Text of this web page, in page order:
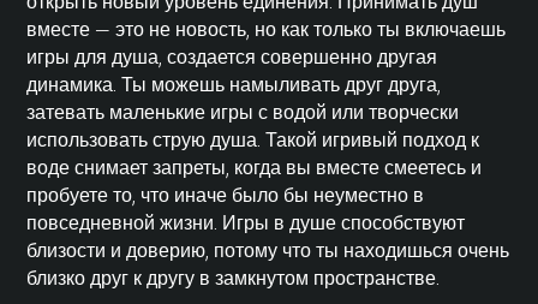
вместе — это не новость, но как только ты включаешь
игры для душа, создается совершенно другая
динамика. Ты можешь намыливать друг друга,
затевать маленькие игры с водой или творчески
использовать струю душа. Такой игривый подход к
воде снимает запреты, когда вы вместе смеетесь и
пробуете то, что иначе было бы неуместно в
повседневной жизни. Игры в душе способствуют
близости и доверию, потому что ты находишься очень
близко друг к другу в замкнутом пространстве.